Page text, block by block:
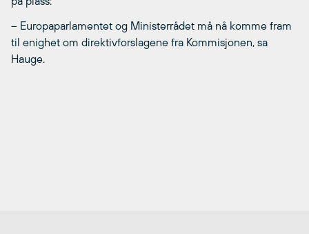
– Europaparlamentet og Ministerrådet må nå komme fram
til enighet om direktivforslagene fra Kommisjonen, sa
Hauge.